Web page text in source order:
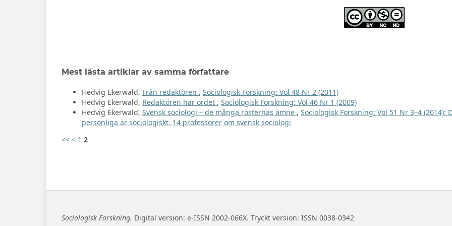
Mest lästa artiklar av samma författare
Hedvig Ekerwald, Från redaktören , Sociologisk Forskning: Vol 48 Nr 2 (2011)
Hedvig Ekerwald, Redaktören har ordet , Sociologisk Forskning: Vol 46 Nr 1 (2009)
Hedvig Ekerwald, Svensk sociologi – de många rösternas ämne , Sociologisk Forskning: Vol 51 Nr 3–4 (2014):
personliga är sociologiskt. 14 professorer om svensk sociologi
<< < 1 2
Sociologisk Forskning. Digital version: e-ISSN 2002-066X. Tryckt version: ISSN 0038-0342